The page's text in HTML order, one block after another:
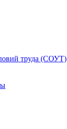
труда (СОУТ)